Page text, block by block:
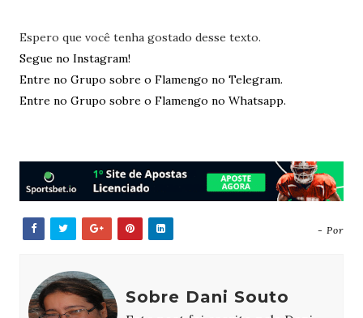
Espero que você tenha gostado desse texto.
Segue no Instagram!
Entre no Grupo sobre o Flamengo no Telegram.
Entre no Grupo sobre o Flamengo no Whatsapp.
- Por
Sobre Dani Souto